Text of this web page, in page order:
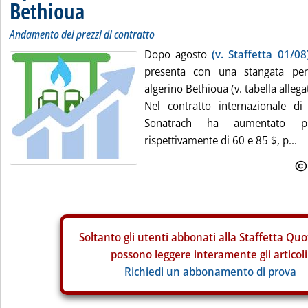
Bethioua
Andamento dei prezzi di contratto
Dopo agosto(v. Staffetta 01/
presenta con una stangata
algerino Bethioua (v. tabella
Nel contratto internazionale di
Sonatrach ha aumentato
rispettivamente di 60 e 85 $, p...
Soltanto gli utenti abbonati alla Staffetta
possono leggere interamente gli
Richiedi un abbonamento di prova